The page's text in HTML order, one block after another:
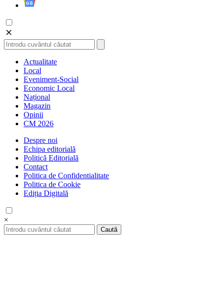
Actualitate
Local
Eveniment-Social
Economic Local
Național
Magazin
Opinii
CM 2026
Despre noi
Echipa editorială
Politică Editorială
Contact
Politica de Confidentialitate
Politica de Cookie
Ediția Digitală
×
Caută